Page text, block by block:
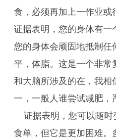
食，必须再加上一作业或
证据表明，您的身体有一
您的身体会顽固地抵制任
平，体脂。这是一个非常
和大脑所涉及的在，我相
一，一般人谁尝试减肥，
证据表明，您可以随
食单，但它是更加困难。